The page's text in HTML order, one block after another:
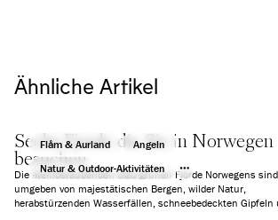
Ähnliche Artikel
Flåm & Aurland
Angeln
Natur & Outdoor-Aktivitäten
Sechs Fjorde die Sie in Norwegen
besuchen
Die atemberaubenden blau-grünen Fjorde Norwegens sind
umgeben von majestätischen Bergen, wilder Natur,
herabstürzenden Wasserfällen, schneebedeckten Gipfeln